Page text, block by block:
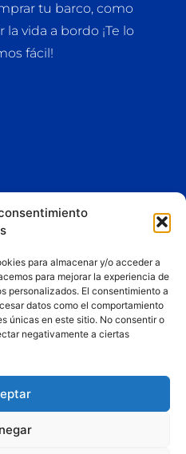
para almacenar y/o acceder a
para mejorar la experiencia de
personalizados. El consentimiento a
datos como el comportamiento
únicas en este sitio. No consentir o
negativamente a ciertas
tu barco, como
vida a bordo ¡Te lo
fácil!
LTD
fijo en los planes de
de Liberty Dreams LTD por
nuestra web.
oferta con el cupón
Términos y condiciones